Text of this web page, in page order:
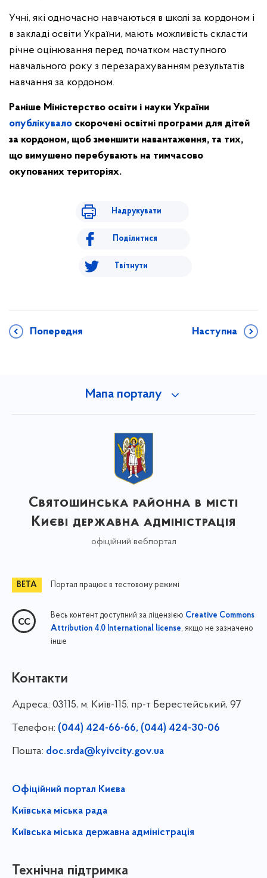
Учні, які одночасно навчаються в школі за кордоном і
в закладі освіти України, мають можливість скласти
річне оцінювання перед початком наступного
навчального року з перезарахуванням результатів
навчання за кордоном.
Раніше Міністерство освіти і науки України
опублікувало скорочені освітні програми для дітей
за кордоном, щоб зменшити навантаження, та тих,
що вимушено перебувають на тимчасово
окупованих територіях.
Надрукувати
Поділитися
Твітнути
Попередня Наступна
Мапа порталу
Святошинська районна в місті
Києві державна адміністрація
офіційний вебпортал
Портал працює в тестовому режимі
Весь контент доступний за ліцензією Creative Commons
Attribution 4.0 International license, якщо не зазначено
інше
Контакти
Адреса: 03115, м. Київ-115, пр-т Берестейський, 97
Телефон: (044) 424-66-66, (044) 424-30-06
Пошта: doc.srda@kyivcity.gov.ua
Офіційний портал Києва
Київська міська рада
Київська міська державна адміністрація
Технічна підтримка